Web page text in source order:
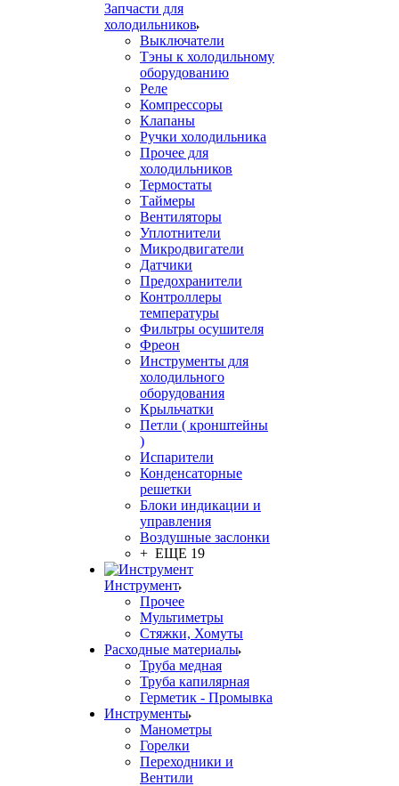
Запчасти для
холодильников
Выключатели
Тэны к холодильному
оборудованию
Реле
Компрессоры
Клапаны
Ручки холодильника
Прочее для
холодильников
Термостаты
Таймеры
Вентиляторы
Уплотнители
Микродвигатели
Датчики
Предохранители
Контроллеры
температуры
Фильтры осушителя
Фреон
Инструменты для
холодильного
оборудования
Крыльчатки
Петли ( кронштейны
)
Испарители
Конденсаторные
решетки
Блоки индикации и
управления
Воздушные заслонки
+ ЕЩЕ 19
Инструмент
Прочее
Мультиметры
Стяжки, Хомуты
Расходные материалы
Труба медная
Труба капилярная
Герметик - Промывка
Инструменты
Манометры
Горелки
Переходники и
Вентили